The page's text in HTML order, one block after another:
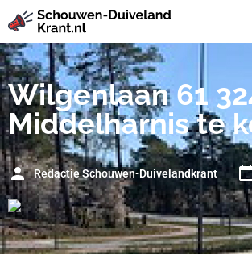
Wilgenlaan 61
Middelharnis te
Redactie Schouwen-Duivelandkrant